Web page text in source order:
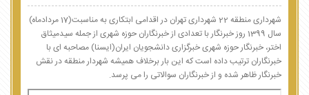
شهرداری منطقه 22 شهرداری تهران در اقدامی ابتکاری به مناسبت(17 مردادماه)
سال 1399 روز خبرنگار با تعدادی از خبرنگاران حوزه شهری از جمله سیدمیثاق
اختر، خبرنگار حوزه شهری خبرگزاری دانشجویان ایران(ایسنا) مصاحبه ای با
خبرنگاران ترتیب داده است که این بار برخلاف همیشه شهردار منطقه در نقش
خبرنگار ظاهر شده و از خبرنگاران سوالاتی را می پرسد.